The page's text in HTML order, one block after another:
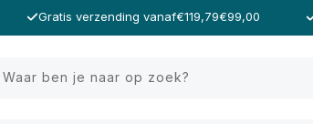
Gratis verzending vanaf€119,79€99,00
Waar ben je naar op zoek?